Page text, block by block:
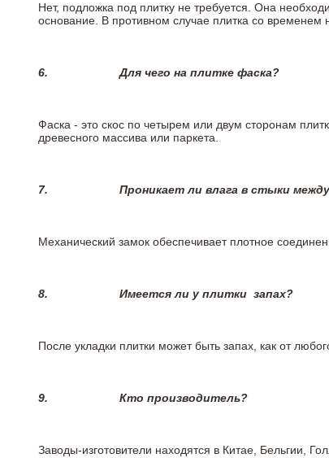
Нет, подложка под плитку не требуется. Она
основание. В противном случае плитка со временем
6.Для чего на плитке фаска?
Фаска - это скос по четырем или двум сторонам
древесного массива или паркета.
7. Проникает ли влага в стыки
Механический замок обеспечивает плотное
8. Имеется ли у плитки запах?
После укладки плитки может быть запах, как от
9. Кто производитель?
Заводы-изготовители находятся в Китае, Бельгии,